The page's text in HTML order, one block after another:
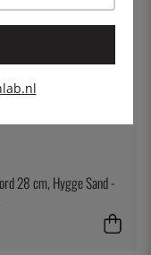
28 cm, Hygge Sand -